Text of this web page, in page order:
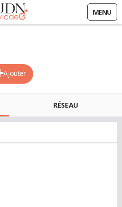
MENU
Ajouter
RÉSEAU